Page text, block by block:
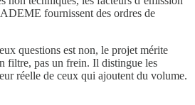
fournissent des ordres de
questions est non, le projet mérite
filtre, pas un frein. Il distingue les
réelle de ceux qui ajoutent du volume.